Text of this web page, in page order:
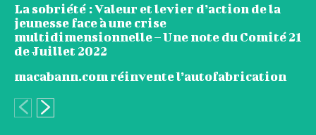
La sobriété : Valeur et levier d’action de la
jeunesse face à une crise
multidimensionnelle – Une note du Comité 21
de Juillet 2022
macabann.com réinvente l’autofabrication